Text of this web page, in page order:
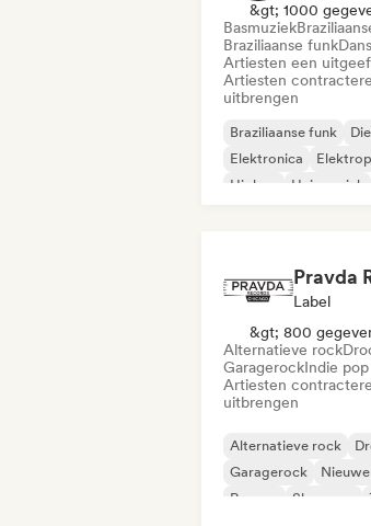
&gt; 1000
Basmuziek
Braziliaanse funk
Artiesten een
Artiesten
uitbrengen
Braziliaanse funk
Elektronica
Hiphop
Huismuziek
Pravda
Label
&gt; 800
Alternatieve rock
GaragerockIndie pop
Artiesten
uitbrengen
Alternatieve rock
Garagerock
Reggae
Shoegaze